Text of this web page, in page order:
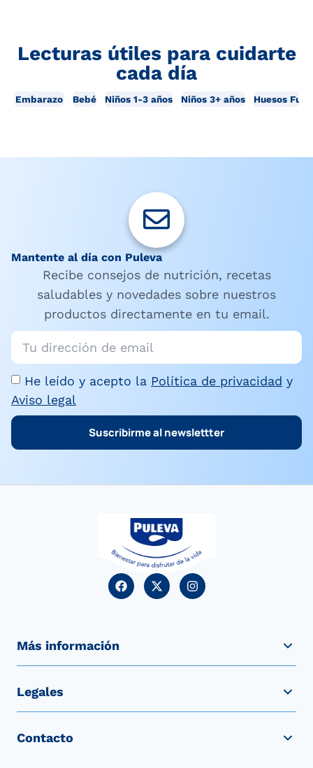
Lecturas útiles para cuidarte
cada día
Embarazo Bebé Niños 1-3 años Niños 3+ años Huesos
Mantente al día con Puleva
Recibe consejos de nutrición, recetas
saludables y novedades sobre nuestros
productos directamente en tu email.
He leído y acepto la Política de privacidad y
Aviso legal
Suscribirme al newslettter
Más información
Legales
Contacto